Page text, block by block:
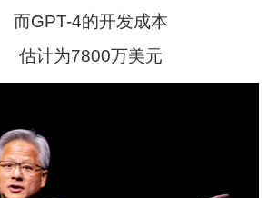
GPT-4的开发成本
计为7800万美元